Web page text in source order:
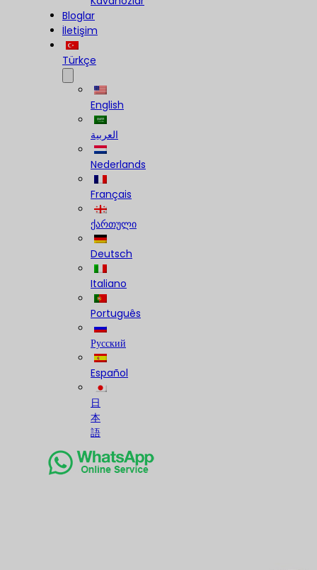
Bloglar
İletişim
Türkçe
English
العربية
Nederlands
Français
ქართული
Deutsch
Italiano
Português
Русский
Español
日
本
語